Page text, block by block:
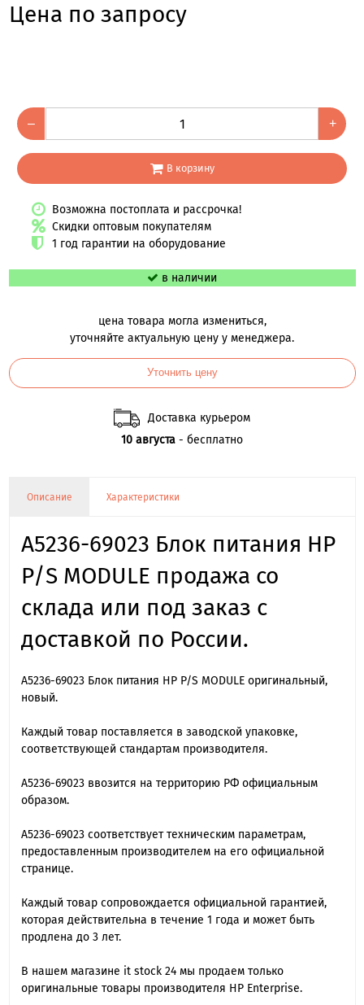
Цена по запросу
– +
В корзину
Возможна постоплата и рассрочка!
Скидки оптовым покупателям
1 год гарантии на оборудование
в наличии
цена товара могла измениться,
уточняйте актуальную цену у менеджера.
Уточнить цену
Доставка курьером
10 августа - бесплатно
Описание Характеристики
A5236-69023 Блок питания HP
P/S MODULE продажа со
склада или под заказ с
доставкой по России.
A5236-69023 Блок питания HP P/S MODULE оригинальный,
новый.
Каждый товар поставляется в заводской упаковке,
соответствующей стандартам производителя.
A5236-69023 ввозится на территорию РФ официальным
образом.
A5236-69023 cоответствует техническим параметрам,
предоставленным производителем на его официальной
странице.
Каждый товар сопровождается официальной гарантией,
которая действительна в течение 1 года и может быть
продлена до 3 лет.
В нашем магазине it stock 24 мы продаем только
оригинальные товары производителя HP Enterprise.